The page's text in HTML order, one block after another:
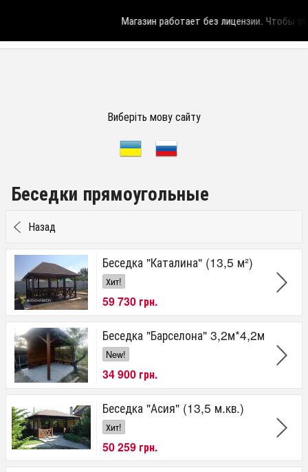
Магазин работает без лицензии.Чтобы
Виберіть мову сайту
Беседки прямоугольные
Назад
Беседка "Каталина" (13,5 м²)
Хит!
59 730 грн.
Беседка "Барселона" 3,2м*4,2м
New!
34 900 грн.
Беседка "Асия" (13,5 м.кв.)
Хит!
50 259 грн.